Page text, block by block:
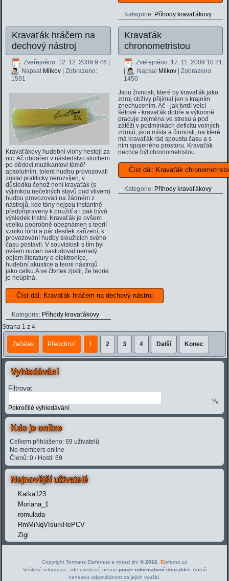
Kategorie: Příhody kravaťákovy
Kravaťák hráčem na
dechový nástroj
Zveřejněno: 12. 12. 2009 9:46
Napsal Milkov | Zobrazeno:
1591
Kravaťákovy hudební vlohy nestojí za
nic. Ač obdařen v následstvo sluchem
po dědovi muzikantovi téměř
absolutním, tolent hudbu provozovati
zůstal prakticky nerozvíjen, v
důsledku čehož není kravaťák (s
výjimkou nečetných stavů pod vlivem)
hudbu provozovati na žádném z
nástrojů, kde tóny nejsou instantně
předpřipraveny k použití a i pak bývá
výsledek tristní. Kravaťák je ovšem
vcelku podrobně obeznámen s teorií
vzniku tónů a pár desítek zařízení, k
provozování hudby sloužících svého
času postavil. V souvislosti s tím byl
ovšem nucen nastudovat nemalý
objem literatury o elektronice,
hudební akustice a teorii nástrojů
jako celku.A ve čtvrtek zjistil, že teorie
je neúplná.
Číst dál: Kravaťák hráčem na dechový nástroj
Kategorie: Příhody kravaťákovy
Kravaťák
chronometristou
Zveřejněno: 17. 11. 2009 10:21
Napsal Milkov| Zobrazeno:
1450
Jsou živnosti, které by kravaťák jako
zdroj obživy přijímal jen s krajním
znechucením. Ač - jak tvrdí velcí
šéfové - kravaťák dobře a výkonně
pracuje zejména ve stresu a pod
zátěží v podmínkách deficitu volných
zdrojů, jsou místa a činnosti, na které
má kravaťák rád spoustu času a s
ním spojeného prostoru. Kravaťák
nechce být chronometristou.
Číst dál: Kravaťák
Kategorie: Příhody kravaťákovy
Strana 1 z 4
Začátek Předchozí 1 2 3 4 Další Konec
Vyhledávání
Filtrovat
Pokročilé vyhledávání
Kdo je online
Celkem přihlášeno: 69 uživatelů
No members online
Členů: 0 / Hostí: 69
Nejnovější uživatelé
Katka123
Moriana_1
romulada
RmMiNqVIsurkHePCV
Zigi
Copyright Tormans Elefernus a mnozí jiní © 2016. Eleferno.cz
Veškeré informace, zde uvedené nesou pouze informativní charakter. Autoři
nenesou odpovědnost za jejich využití.